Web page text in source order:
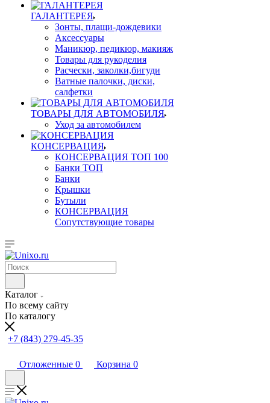
ГАЛАНТЕРЕЯ
Зонты, плащи-дождевики
Аксессуары
Маникюр, педикюр, макияж
Товары для рукоделия
Расчески, заколки,бигуди
Ватные палочки, диски,
салфетки
ТОВАРЫ ДЛЯ АВТОМОБИЛЯ
Уход за автомобилем
КОНСЕРВАЦИЯ
КОНСЕРВАЦИЯ ТОП 100
Банки ТОП
Банки
Крышки
Бутыли
КОНСЕРВАЦИЯ
Сопутствующие товары
Каталог
По всему сайту
По каталогу
+7 (843) 279-45-35
Отложенные 0 Корзина 0